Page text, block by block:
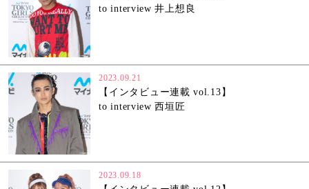
to interview 井上想良
2023.09.21
【インタビュー連載 vol.13】
to interview 西垣匠
2023.09.18